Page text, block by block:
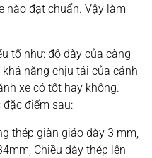
nào đạt chuẩn. Vậy làm
tố như: độ dày của càng
năng chịu tải của cánh
xe có tốt hay không.
điểm sau:
thép giàn giáo dày 3 mm,
Chiều dày thép lên